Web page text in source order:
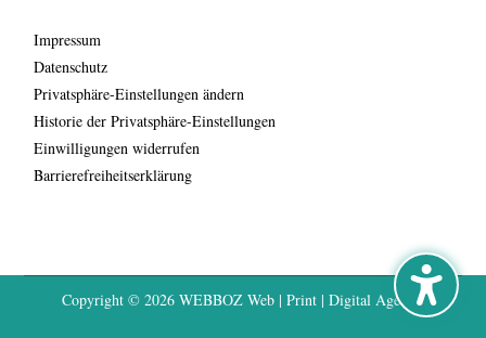
Impressum
Datenschutz
Privatsphäre-Einstellungen ändern
Historie der Privatsphäre-Einstellungen
Einwilligungen widerrufen
Barrierefreiheitserklärung
Copyright © 2026 WEBBOZ Web | Print | Digital Agentur